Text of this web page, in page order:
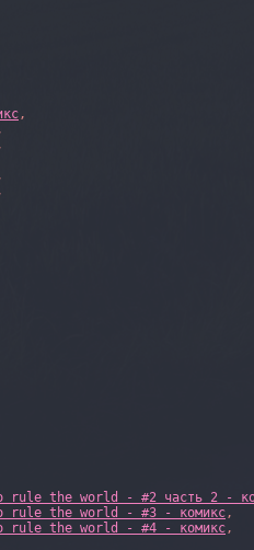
,
rule the world - #2 часть 2 -
rule the world - #3 - комикс,
rule the world - #4 - комикс,